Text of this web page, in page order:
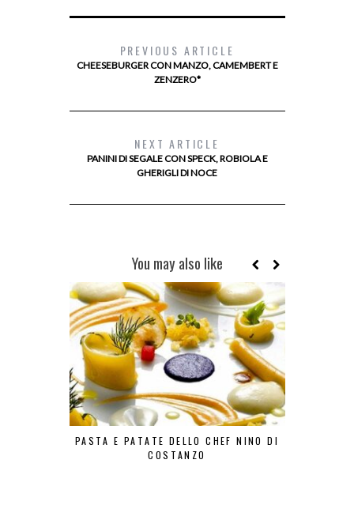
PREVIOUS ARTICLE
CHEESEBURGER CON MANZO, CAMEMBERT E
ZENZERO*
NEXT ARTICLE
PANINI DI SEGALE CON SPECK, ROBIOLA E
GHERIGLI DI NOCE
You may also like
PASTA E PATATE DELLO CHEF NINO DI
COSTANZO